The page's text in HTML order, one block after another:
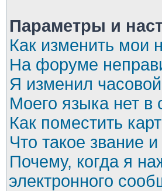
Параметры и
Как изменить мои
На форуме
Я изменил
Моего языка нет в
Как поместить
Что такое звание
Почему, когда я
электронного